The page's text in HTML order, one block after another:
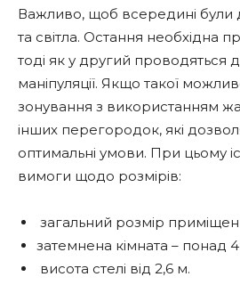
Важливо, щоб всередині були
та світла. Остання необхідна
тоді як у другий проводяться
маніпуляції. Якщо такої
зонування з використанням
інших перегородок, які
оптимальні умови. При цьому
вимоги щодо розмірів:
загальний розмір
затемнена кімната – понад
висота стелі від 2,6 м.